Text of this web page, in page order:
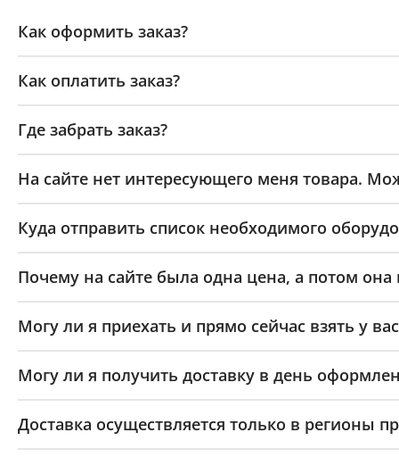
Как оформить заказ?
Как оплатить заказ?
Где забрать заказ?
На сайте нет интересующего меня товара.
Куда отправить список необходимого
Почему на сайте была одна цена, а потом она
Могу ли я приехать и прямо сейчас взять у
Могу ли я получить доставку в день
Доставка осуществляется только в регионы